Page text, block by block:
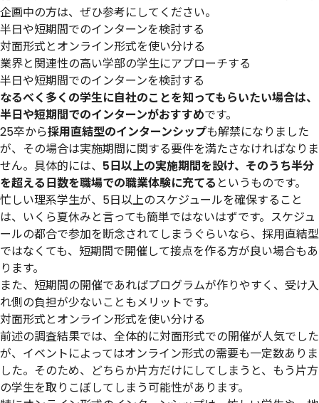
企画中の方は、ぜひ参考にしてください。
半日や短期間でのインターンを検討する
対面形式とオンライン形式を使い分ける
業界と関連性の高い学部の学生にアプローチする
半日や短期間でのインターンを検討する
なるべく多くの学生に自社のことを知ってもらいたい場合は、
半日や短期間でのインターンがおすすめです。
25卒から採用直結型のインターンシップも解禁になりました
が、その場合は実施期間に関する要件を満たさなければなりま
せん。具体的には、 5日以上の実施期間を設け、そのうち半分
を超える日数を職場での職業体験に充てる というものです。
忙しい理系学生が、5日以上のスケジュールを確保すること
は、いくら夏休みと言っても簡単ではないはずです。スケジュ
ールの都合で参加を断念されてしまうぐらいなら、採用直結型
ではなくても、短期間で開催して接点を作る方が良い場合もあ
ります。
また、短期間の開催であればプログラムが作りやすく、受け入
れ側の負担が少ないこともメリットです。
対面形式とオンライン形式を使い分ける
前述の調査結果では、全体的に対面形式での開催が人気でした
が、イベントによってはオンライン形式の需要も一定数ありま
した。そのため、どちらか片方だけにしてしまうと、もう片方
の学生を取りこぼしてしまう可能性があります。